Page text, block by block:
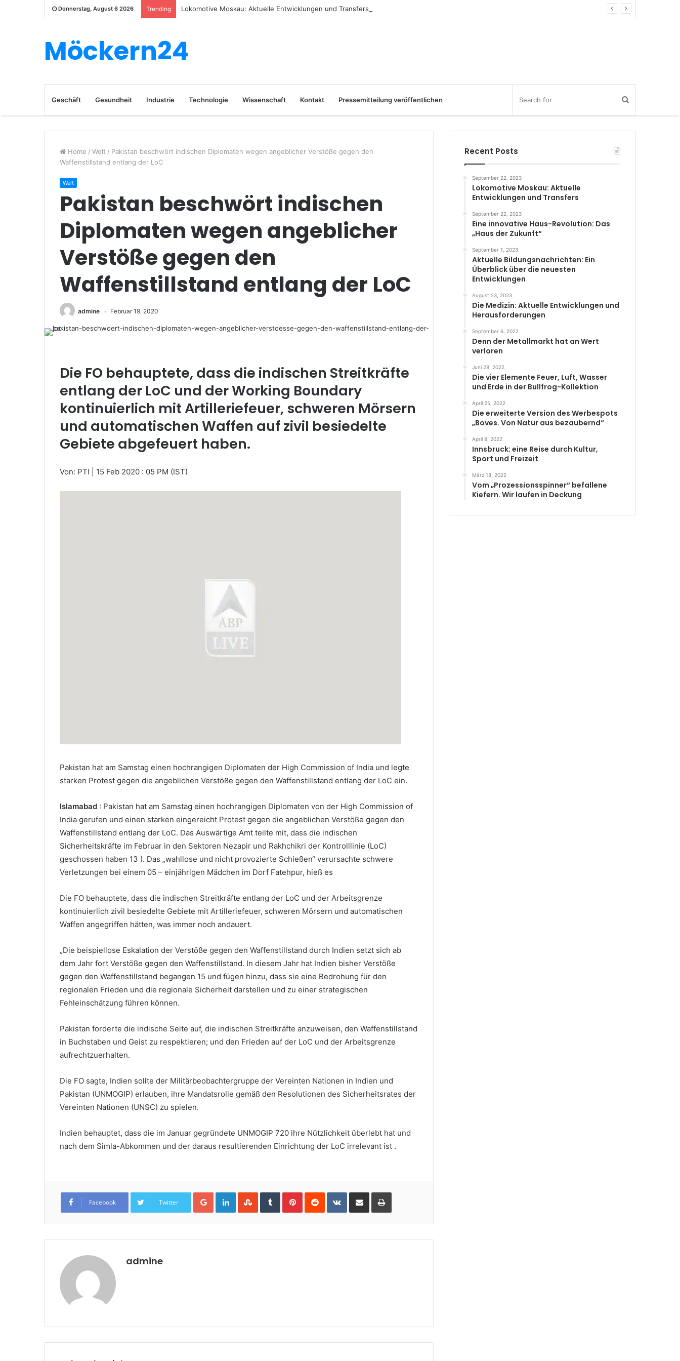
Donnerstag, August 6 2026 Trending Lokomotive Moskau: Aktuelle Entwicklungen und Transfers
Möckern24
Geschäft Gesundheit Industrie Technologie Wissenschaft Kontakt Pressemitteilung veröffentlichen
Home / Welt / Pakistan beschwört indischen Diplomaten wegen angeblicher Verstöße gegen den
Waffenstillstand entlang der LoC
Welt
Pakistan beschwört indischen
Diplomaten wegen angeblicher
Verstöße gegen den
Waffenstillstand entlang der LoC
admine Februar 19, 2020
Die FO behauptete, dass die indischen Streitkräfte
entlang der LoC und der Working Boundary
kontinuierlich mit Artilleriefeuer, schweren Mörsern
und automatischen Waffen auf zivil besiedelte
Gebiete abgefeuert haben.
Von: PTI 15 Feb 2020 : 05 PM (IST)
Pakistan hat am Samstag einen hochrangigen Diplomaten der High Commission of India und legte
starken Protest gegen die angeblichen Verstöße gegen den Waffenstillstand entlang der LoC ein.
Islamabad : Pakistan hat am Samstag einen hochrangigen Diplomaten von der High Commission of
India gerufen und einen starken eingereicht Protest gegen die angeblichen Verstöße gegen den
Waffenstillstand entlang der LoC. Das Auswärtige Amt teilte mit, dass die indischen
Sicherheitskräfte im Februar in den Sektoren Nezapir und Rakhchikri der Kontrolllinie (LoC)
geschossen haben 13 ). Das „wahllose und nicht provozierte Schießen“ verursachte schwere
Verletzungen bei einem 05 – einjährigen Mädchen im Dorf Fatehpur, hieß es
Die FO behauptete, dass die indischen Streitkräfte entlang der LoC und der Arbeitsgrenze
kontinuierlich zivil besiedelte Gebiete mit Artilleriefeuer, schweren Mörsern und automatischen
Waffen angegriffen hätten, was immer noch andauert.
„Die beispiellose Eskalation der Verstöße gegen den Waffenstillstand durch Indien setzt sich ab
dem Jahr fort Verstöße gegen den Waffenstillstand. In diesem Jahr hat Indien bisher Verstöße
gegen den Waffenstillstand begangen 15 und fügen hinzu, dass sie eine Bedrohung für den
regionalen Frieden und die regionale Sicherheit darstellen und zu einer strategischen
Fehleinschätzung führen können.
Pakistan forderte die indische Seite auf, die indischen Streitkräfte anzuweisen, den Waffenstillstand
in Buchstaben und Geist zu respektieren; und den Frieden auf der LoC und der Arbeitsgrenze
aufrechtzuerhalten.
Die FO sagte, Indien sollte der Militärbeobachtergruppe der Vereinten Nationen in Indien und
Pakistan (UNMOGIP) erlauben, ihre Mandatsrolle gemäß den Resolutionen des Sicherheitsrates der
Vereinten Nationen (UNSC) zu spielen.
Indien behauptet, dass die im Januar gegründete UNMOGIP 720 ihre Nützlichkeit überlebt hat und
nach dem Simla-Abkommen und der daraus resultierenden Einrichtung der LoC irrelevant ist .
Facebook Twitter
Google+LinkedInStumbleUpon
TumblrPinterestReddit VKontakteShare
Email
Print
admine
Recent Posts
September 22, 2023
Lokomotive Moskau: Aktuelle
Entwicklungen und Transfers
September 22, 2023
Eine innovative Haus-Revolution: Das
„Haus der Zukunft“
September 1, 2023
Aktuelle Bildungsnachrichten: Ein
Überblick über die neuesten
Entwicklungen
August 23, 2023
Die Medizin: Aktuelle Entwicklungen und
Herausforderungen
September 6, 2022
Denn der Metallmarkt hat an Wert
verloren
Juni 28, 2022
Die vier Elemente Feuer, Luft, Wasser
und Erde in der Bullfrog-Kollektion
April 25, 2022
Die erweiterte Version des Werbespots
„Boves. Von Natur aus bezaubernd“
April 8, 2022
Innsbruck: eine Reise durch Kultur,
Sport und Freizeit
März 18, 2022
Vom „Prozessionsspinner“ befallene
Kiefern. Wir laufen in Deckung